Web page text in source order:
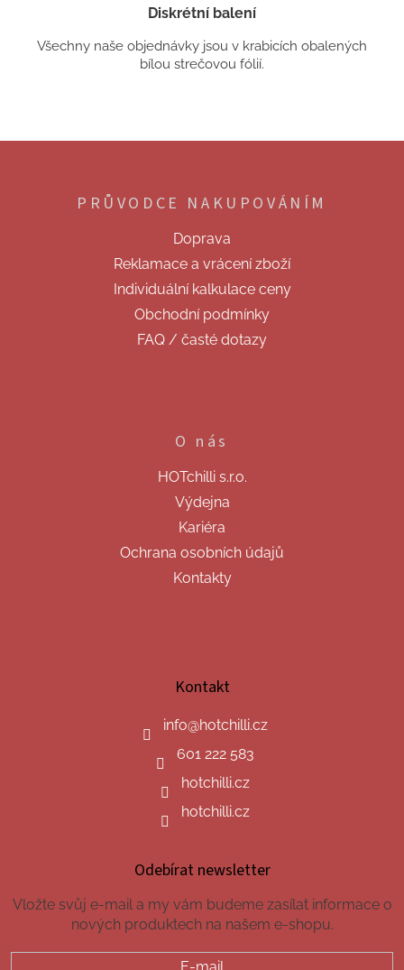
Diskrétní balení
Všechny naše objednávky jsou v krabicích obalených
bílou strečovou fólií.
Z
PRŮVODCE NAKUPOVÁNÍM
Doprava
Reklamace a vrácení zboží
Individuální kalkulace ceny
Obchodní podmínky
FAQ / časté dotazy
O nás
HOTchilli s.r.o.
Výdejna
Kariéra
Ochrana osobních údajů
Kontakty
Kontakt
info@hotchilli.cz
601 222 583
hotchilli.cz
hotchilli.cz
Odebírat newsletter
Vložte svůj e-mail a my vám budeme zasílat informace o
nových produktech na našem e-shopu.